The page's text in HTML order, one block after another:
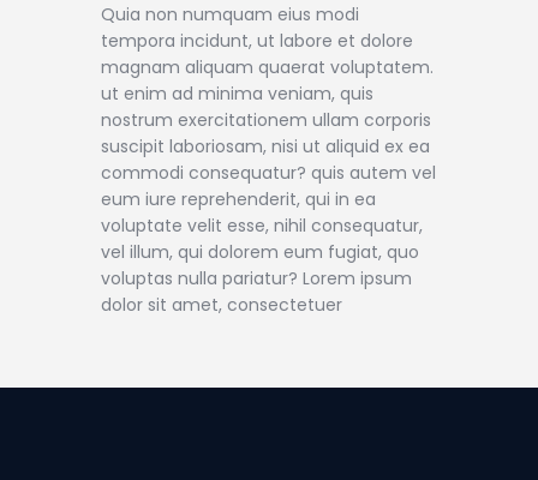
Quia non numquam eius modi
tempora incidunt, ut labore et dolore
magnam aliquam quaerat voluptatem.
ut enim ad minima veniam, quis
nostrum exercitationem ullam corporis
suscipit laboriosam, nisi ut aliquid ex ea
commodi consequatur? quis autem vel
eum iure reprehenderit, qui in ea
voluptate velit esse, nihil consequatur,
vel illum, qui dolorem eum fugiat, quo
voluptas nulla pariatur? Lorem ipsum
dolor sit amet, consectetuer